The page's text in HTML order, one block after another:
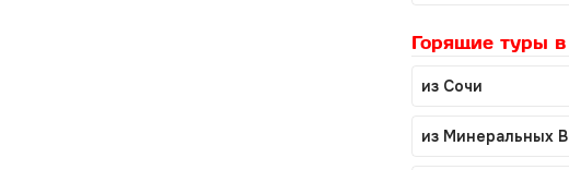
Горящие туры
из Сочи
из Минеральных